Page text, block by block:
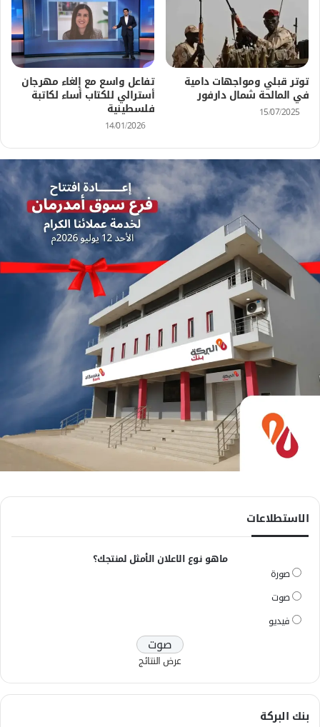
توتر قبلي ومواجهات دامية
في المالحة شمال دارفور
15/07/2025
تفاعل واسع مع إلغاء مهرجان
أسترالي للكتاب أساء لكاتبة
فلسطينية
14/01/2026
الاستطلاعات
ماهو نوع الاعلان الأمثل لمنتجك؟
صورة
صوت
فيديو
عرض النتائج
بنك البركة